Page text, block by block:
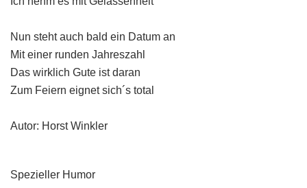
Nun steht auch bald ein Datum an
Mit einer runden Jahreszahl
Das wirklich Gute ist daran
Zum Feiern eignet sich´s total
Autor: Horst Winkler
Spezieller Humor